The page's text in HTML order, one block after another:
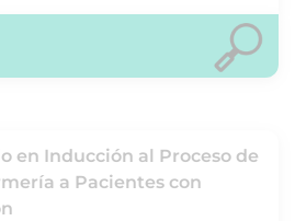
en Inducción al Proceso de
a Pacientes con